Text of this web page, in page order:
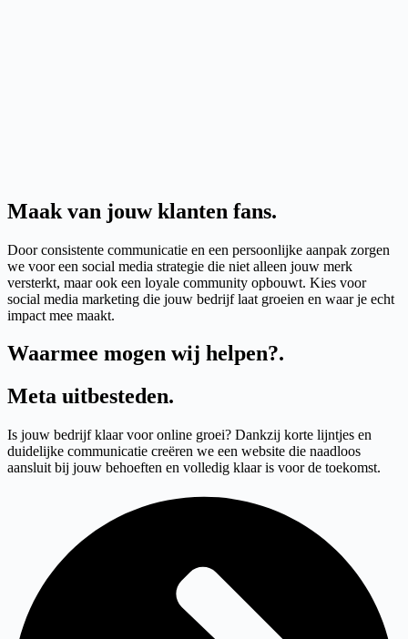
Maak van jouw klanten fans.
Door consistente communicatie en een persoonlijke aanpak zorgen
we voor een social media strategie die niet alleen jouw merk
versterkt, maar ook een loyale community opbouwt. Kies voor
social media marketing die jouw bedrijf laat groeien en waar je echt
impact mee maakt.
Waarmee mogen wij helpen?.
Meta uitbesteden.
Is jouw bedrijf klaar voor online groei? Dankzij korte lijntjes en
duidelijke communicatie creëren we een website die naadloos
aansluit bij jouw behoeften en volledig klaar is voor de toekomst.